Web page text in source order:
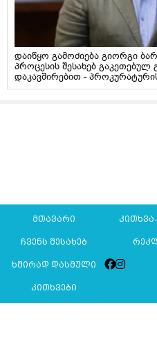
დაიწყო გამოძიება გიორგი
პროცესის შესახებ გაკეთებულ
დაკავშირებით -
მთავარი
ჩვენს შესახებ
ხშირად დასმული
კითხვები